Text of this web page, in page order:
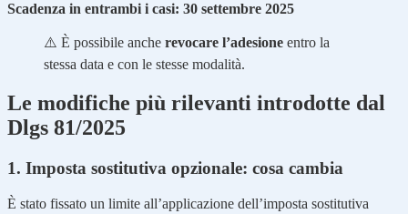
Scadenza in entrambi i casi: 30 settembre 2025
⚠️ È possibile anche revocare l’adesione entro la
stessa data e con le stesse modalità.
Le modifiche più rilevanti introdotte dal
Dlgs 81/2025
1. Imposta sostitutiva opzionale: cosa cambia
È stato fissato un limite all’applicazione dell’imposta sostitutiva